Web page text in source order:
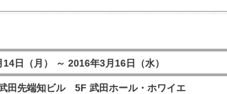
日（月） ～ 2016年3月16日（水）
田先端知ビル 5F 武田ホール・ホワイエ